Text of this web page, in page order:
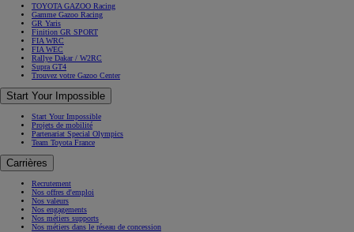
TOYOTA GAZOO Racing
Gamme Gazoo Racing
GR Yaris
Finition GR SPORT
FIA WRC
FIA WEC
Rallye Dakar / W2RC
Supra GT4
Trouvez votre Gazoo Center
Start Your Impossible
Start Your Impossible
Projets de mobilité
Partenariat Special Olympics
Team Toyota France
Carrières
Recrutement
Nos offres d'emploi
Nos valeurs
Nos engagements
Nos métiers supports
Nos métiers dans le réseau de concession